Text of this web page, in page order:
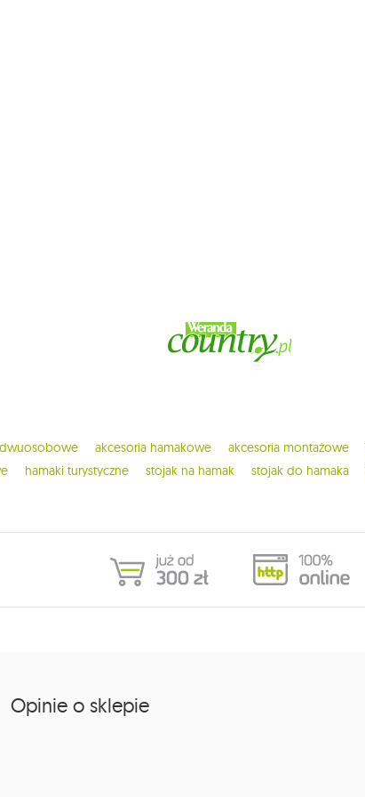
akcesoria hamakowe akcesoria montażowe
hamaki turystyczne stojak na hamak stojak do hamaka
Opinie o sklepie